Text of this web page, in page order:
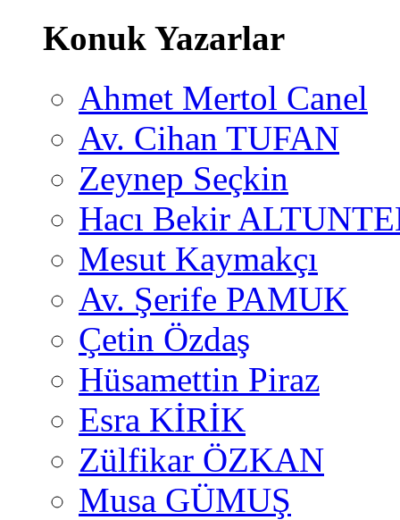
Konuk Yazarlar
Ahmet Mertol Canel
Av. Cihan TUFAN
Zeynep Seçkin
Hacı Bekir
Mesut Kaymakçı
Av. Şerife PAMUK
Çetin Özdaş
Hüsamettin Piraz
Esra KİRİK
Zülfikar ÖZKAN
Musa GÜMUŞ